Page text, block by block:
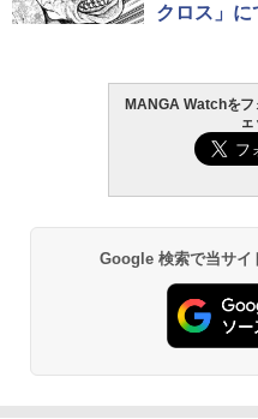
クロス」に
MANGA Watchを
ェ
Google 検索で当サイ